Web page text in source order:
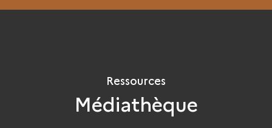
Ressources
Médiathèque